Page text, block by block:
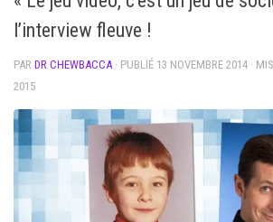
l’interview fleuve !
PAR DR CHEWBACCA · PUBLIÉ 13 NOVEMBRE 2014 ·
2015